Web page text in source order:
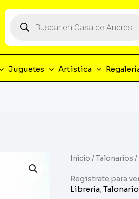
productos
Juguetes Artistica
Inicio /Talonarios /
Registrate para
Librería,